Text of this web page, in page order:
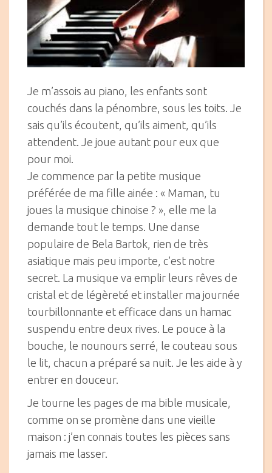
Je m’assois au piano, les enfants sont
couchés dans la pénombre, sous les toits. Je
sais qu’ils écoutent, qu’ils aiment, qu’ils
attendent. Je joue autant pour eux que
pour moi.
Je commence par la petite musique
préférée de ma fille ainée : « Maman, tu
joues la musique chinoise ? », elle me la
demande tout le temps. Une danse
populaire de Bela Bartok, rien de très
asiatique mais peu importe, c’est notre
secret. La musique va emplir leurs rêves de
cristal et de légèreté et installer ma journée
tourbillonnante et efficace dans un hamac
suspendu entre deux rives. Le pouce à la
bouche, le nounours serré, le couteau sous
le lit, chacun a préparé sa nuit. Je les aide à y
entrer en douceur.
Je tourne les pages de ma bible musicale,
comme on se promène dans une vieille
maison : j’en connais toutes les pièces sans
jamais me lasser.